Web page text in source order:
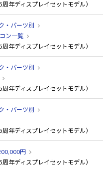
年ディスプレイセットモデル）
・パーツ別
ン一覧
年ディスプレイセットモデル）
・パーツ別
年ディスプレイセットモデル）
・パーツ別
年ディスプレイセットモデル）
円
年ディスプレイセットモデル）